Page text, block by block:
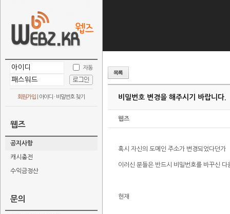
자동
회원가입 아이디 · 비밀번호 찾기
웹즈
공지사항
캐시충전
수익금정산
문의
비밀번호 변경을 해주시기 바랍니다.
웹즈
혹시 자신의 도메인 주소가 변경되었다던가
이러신 분들은 반드시 비밀번호를 바꾸신
현재